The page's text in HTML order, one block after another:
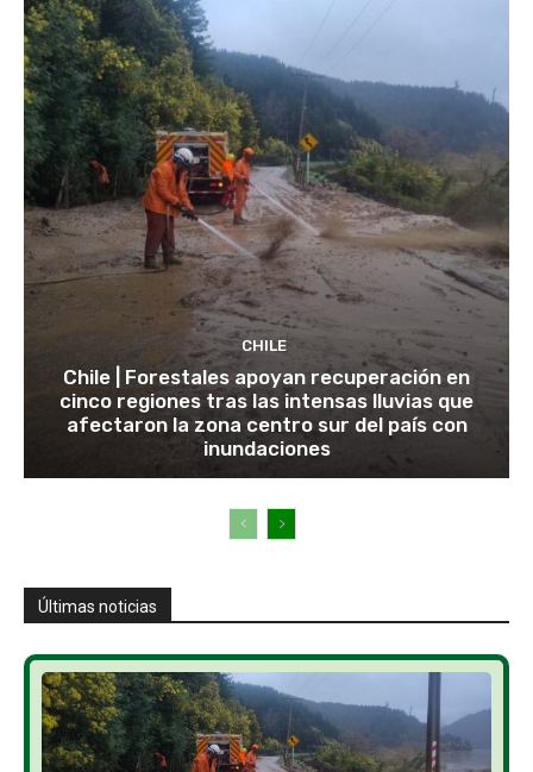
CHILE
Chile | Forestales apoyan recuperación en
cinco regiones tras las intensas lluvias que
afectaron la zona centro sur del país con
inundaciones
Últimas noticias